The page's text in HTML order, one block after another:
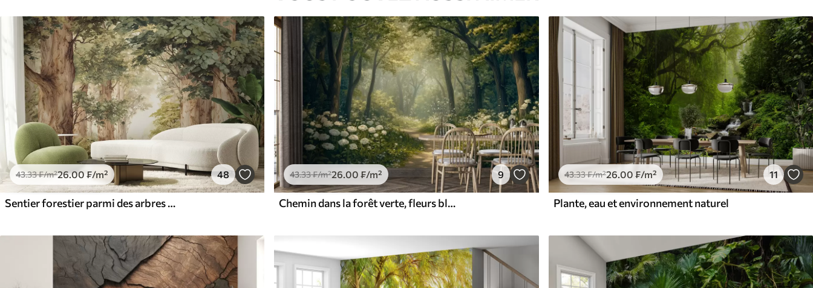
43.33₣/m²26.00 ₣/m² 48
Sentier forestier parmi des arbres majestueux, style aquarelle
43.33₣/m²26 .00 ₣/m² 9
Chemin dans la forêt verte, fleurs blanches, lumière du soleil, dessin de style acrylique
43.33₣/m²26 .00 ₣/m² 11
Plante, eau et environnement naturel